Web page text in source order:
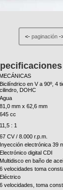
<-paginación -
Bicilíndrico en V a 90º, 4
cilindro, DOHC
Agua
81,0 mm x 62,6 mm
645 cc
11,5 : 1
67 CV / 8.000 r.p.m.
Inyección electrónica 39
Electrónico digital CDI
Multidisco en baño de
6 velocidades toma
Eléctrico
6 velocidades, toma